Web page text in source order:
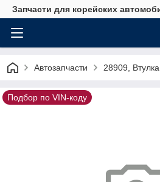
Запчасти для корейских
Автозапчасти 28909,
Подбор по VIN-коду